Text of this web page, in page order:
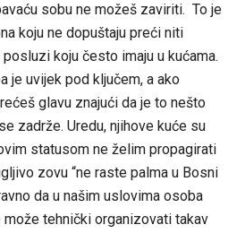
sobu ne možeš zaviriti. To je
koju ne dopuštaju preći niti
koju često imaju u kućama.
je uvijek pod ključem, a ako
glavu znajući da je to nešto
zadrže. Uredu, njihove kuće su
statusom ne želim propagirati
zovu “ne raste palma u Bosni
da u našim uslovima osoba
može tehnički organizovati takav